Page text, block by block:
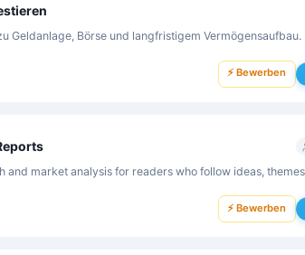
Geldanlage, Börse und langfristigem Vermögensaufbau.
⚡ Bewerben
and market analysis for readers who follow ideas,
⚡ Bewerben